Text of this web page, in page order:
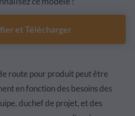
et Télécharger
route pour produit peut être
en fonction des besoins des
duchef de projet, et des